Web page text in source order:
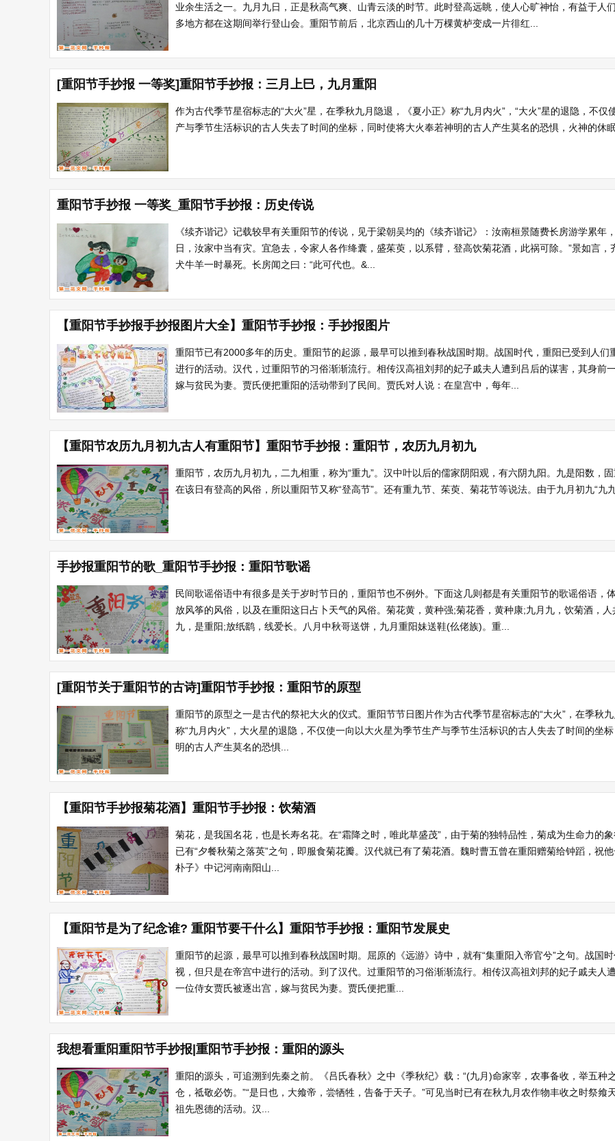
业余生活之一。九月九日，正是秋高气爽、山青云淡的时节。此时登高远眺，使人心旷神怡，有益于人
多地方都在这期间举行登山会。重阳节前后，北京西山的几十万棵黄栌变成一片徘红...
[重阳节手抄报 一等奖]重阳节手抄报：三月上巳，九月重阳
作为古代季节星宿标志的“大火”星，在季秋九月隐退，《夏小正》称“九月内火”，“大火”星的退隐，不仅
产与季节生活标识的古人失去了时间的坐标，同时使将大火奉若神明的古人产生莫名的恐惧，火神的休
重阳节手抄报 一等奖_重阳节手抄报：历史传说
《续齐谐记》记载较早有关重阳节的传说，见于梁朝吴均的《续齐谐记》：汝南桓景随费长房游学累年
日，汝家中当有灾。宜急去，令家人各作绛囊，盛茱萸，以系臂，登高饮菊花酒，此祸可除。”景如言，
犬牛羊一时暴死。长房闻之曰：“此可代也。&...
【重阳节手抄报手抄报图片大全】重阳节手抄报：手抄报图片
重阳节已有2000多年的历史。重阳节的起源，最早可以推到春秋战国时期。战国时代，重阳已受到人们
进行的活动。汉代，过重阳节的习俗渐渐流行。相传汉高祖刘邦的妃子戚夫人遭到吕后的谋害，其身前
嫁与贫民为妻。贾氏便把重阳的活动带到了民间。贾氏对人说：在皇宫中，每年...
【重阳节农历九月初九古人有重阳节】重阳节手抄报：重阳节，农历九月初九
重阳节，农历九月初九，二九相重，称为“重九”。汉中叶以后的儒家阴阳观，有六阴九阳。九是阳数，固
在该日有登高的风俗，所以重阳节又称“登高节”。还有重九节、茱萸、菊花节等说法。由于九月初九“九九
手抄报重阳节的歌_重阳节手抄报：重阳节歌谣
民间歌谣俗语中有很多是关于岁时节日的，重阳节也不例外。下面这几则都是有关重阳节的歌谣俗语，
放风筝的风俗，以及在重阳这日占卜天气的风俗。菊花黄，黄种强;菊花香，黄种康;九月九，饮菊酒，人
九，是重阳;放纸鹞，线爱长。八月中秋哥送饼，九月重阳妹送鞋(仫佬族)。重...
[重阳节关于重阳节的古诗]重阳节手抄报：重阳节的原型
重阳节的原型之一是古代的祭祀大火的仪式。重阳节节日图片作为古代季节星宿标志的“大火”，在季秋九
称“九月内火”，大火星的退隐，不仅使一向以大火星为季节生产与季节生活标识的古人失去了时间的坐
明的古人产生莫名的恐惧...
【重阳节手抄报菊花酒】重阳节手抄报：饮菊酒
菊花，是我国名花，也是长寿名花。在“霜降之时，唯此草盛茂”，由于菊的独特品性，菊成为生命力的
已有“夕餐秋菊之落英”之句，即服食菊花瓣。汉代就已有了菊花酒。魏时曹五曾在重阳赠菊给钟蹈，祝
朴子》中记河南南阳山...
【重阳节是为了纪念谁? 重阳节要干什么】重阳节手抄报：重阳节发展史
重阳节的起源，最早可以推到春秋战国时期。屈原的《远游》诗中，就有“集重阳入帝官兮”之句。战国
视，但只是在帝宫中进行的活动。到了汉代。过重阳节的习俗渐渐流行。相传汉高祖刘邦的妃子戚夫人
一位侍女贾氏被逐出宫，嫁与贫民为妻。贾氏便把重...
我想看重阳重阳节手抄报|重阳节手抄报：重阳的源头
重阳的源头，可追溯到先秦之前。《吕氏春秋》之中《季秋纪》载：“(九月)命家宰，农事备收，举五种
仓，祗敬必饬。”“是日也，大飨帝，尝牺牲，告备于天子。”可见当时已有在秋九月农作物丰收之时祭飨
祖先恩德的活动。汉...